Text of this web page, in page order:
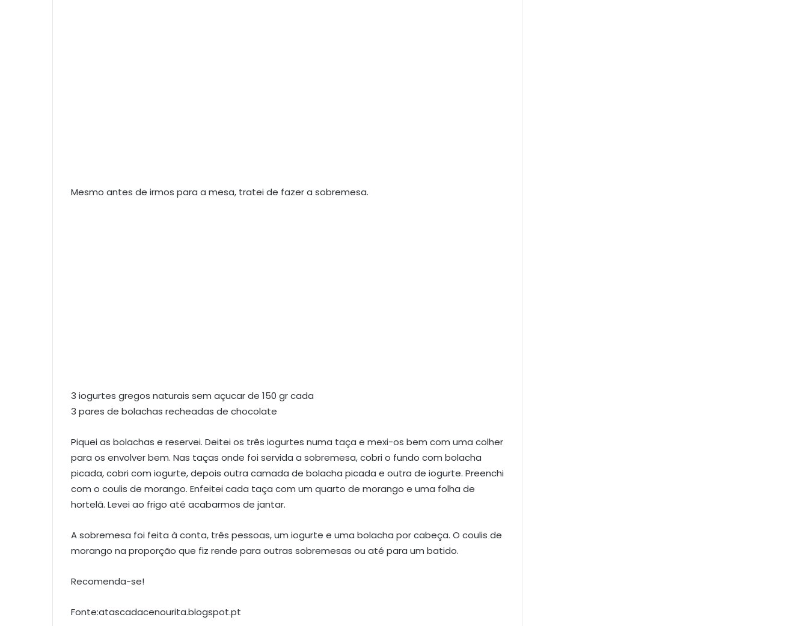
Mesmo antes de irmos para a mesa, tratei de fazer a sobremesa.
3 iogurtes gregos naturais sem açucar de 150 gr cada
3 pares de bolachas recheadas de chocolate
Piquei as bolachas e reservei. Deitei os três iogurtes numa taça e mexi-os bem com uma colher
para os envolver bem. Nas taças onde foi servida a sobremesa, cobri o fundo com bolacha
picada, cobri com iogurte, depois outra camada de bolacha picada e outra de iogurte. Preenchi
com o coulis de morango. Enfeitei cada taça com um quarto de morango e uma folha de
hortelã. Levei ao frigo até acabarmos de jantar.
A sobremesa foi feita à conta, três pessoas, um iogurte e uma bolacha por cabeça. O coulis de
morango na proporção que fiz rende para outras sobremesas ou até para um batido.
Recomenda-se!
Fonte:atascadacenourita.blogspot.pt